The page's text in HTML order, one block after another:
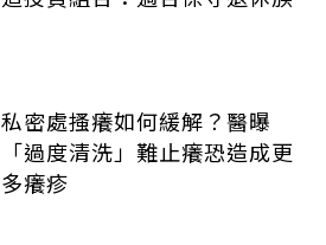
私密處搔癢如何緩解？醫曝
「過度清洗」難止癢恐造成更
多癢疹